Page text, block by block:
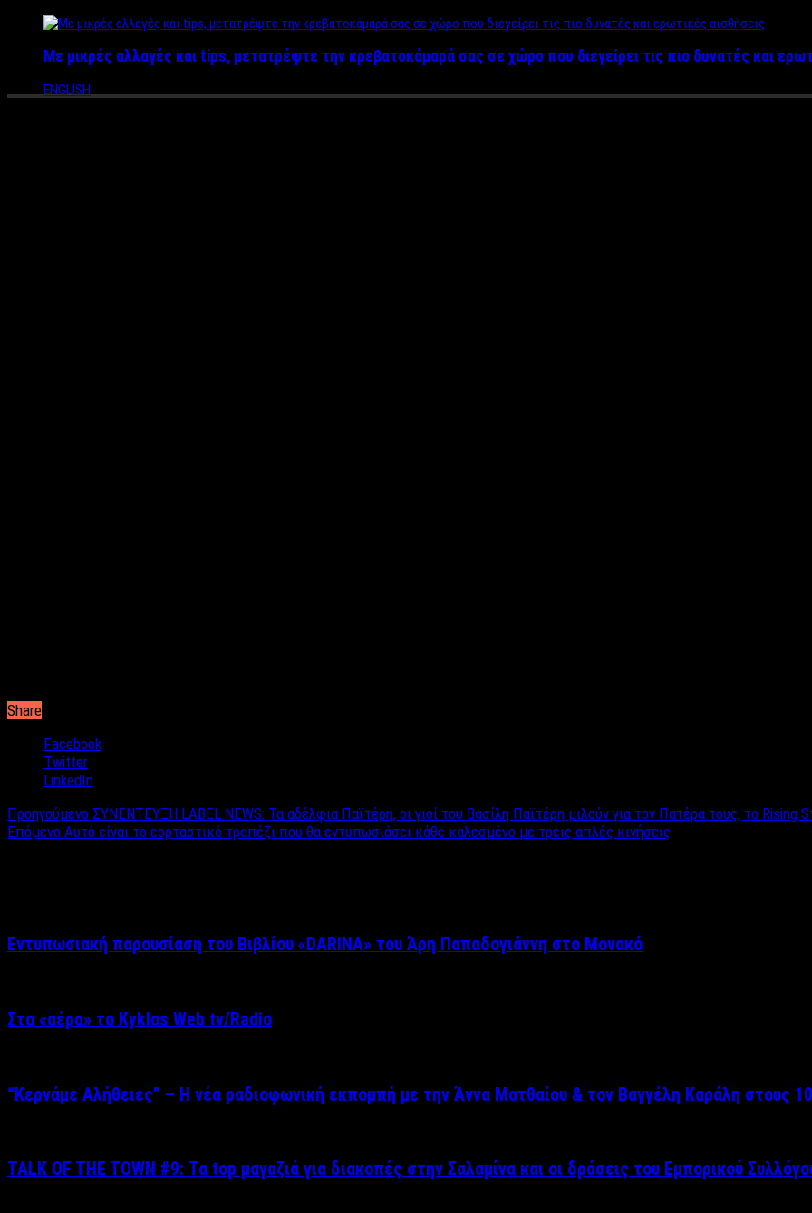
Με μικρές αλλαγές και tips, μετατρέψτε την κρεβατοκάμαρά σας σε χώρο που διεγείρει τις πιο δυνατές και
ENGLISH
Share
Facebook
Twitter
LinkedIn
Προηγούμενο ΣΥΝΕΝΤΕΥΞΗ LABEL NEWS: Τα αδέλφια Παϊτέρη, οι γιοί του Βασίλη Παϊτέρη μιλούν για τον Πατέρα τους, το Rising
Επόμενο Αυτό είναι το εορταστικό τραπέζι που θα εντυπωσιάσει κάθε καλεσμένο με τρεις απλές κινήσεις
Εντυπωσιακή παρουσίαση του Βιβλίου «DARINA» του Άρη Παπαδογιάννη στο Μονακό
Στο «αέρα» το Kyklos Web tv/Radio
“Kερνάμε Αλήθειες” – Η νέα ραδιοφωνική εκπομπή με την Άννα Ματθαίου & τον Βαγγέλη Καράλη στους
TALK OF THE TOWN #9: Τα top μαγαζιά για διακοπές στην Σαλαμίνα και οι δράσεις του Εμπορικού